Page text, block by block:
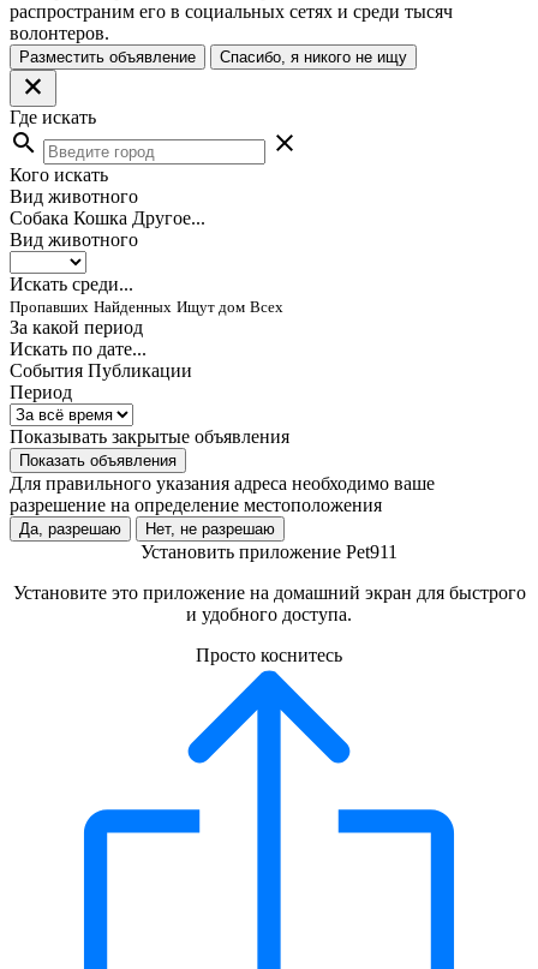
распространим его в социальных сетях и среди тысяч
волонтеров.
Разместить объявление Спасибо, я никого не ищу
Где искать
search close
Кого искать
Вид животного
Собака Кошка Другое...
Вид животного
Искать среди...
Пропавших Найденных Ищут дом Всех
За какой период
Искать по дате...
События Публикации
Период
Показывать закрытые объявления
Показать объявления
Для правильного указания адреса необходимо ваше
разрешение на определение местоположения
Да, разрешаю Нет, не разрешаю
Установить приложение Pet911
Установите это приложение на домашний экран для быстрого
и удобного доступа.
Просто коснитесь